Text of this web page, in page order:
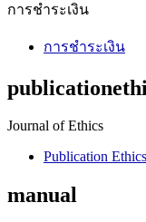
การชำระเงิน
การชำระเงิน
Journal of Ethics
Publication Ethics
manual